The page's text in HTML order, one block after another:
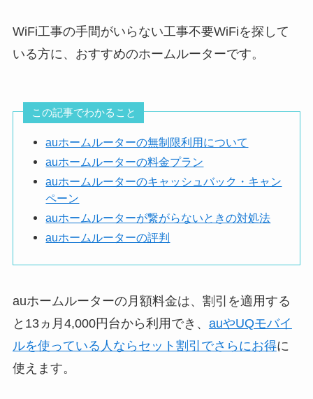
WiFi工事の手間がいらない工事不要WiFiを探して
いる方に、おすすめのホームルーターです。
この記事でわかること
auホームルーターの無制限利用について
auホームルーターの料金プラン
auホームルーターのキャッシュバック・キャン
ペーン
auホームルーターが繋がらないときの対処法
auホームルーターの評判
auホームルーターの月額料金は、割引を適用する
と13ヵ月4,000円台から利用でき、 auやUQモバイ
ルを使っている人ならセット割引でさらにお得に
使えます。